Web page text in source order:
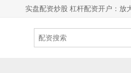
实盘配资炒股 杠杆配资开户：放